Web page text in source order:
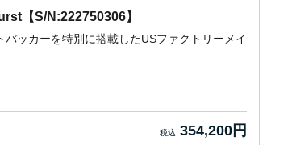
【S/N:222750306】
ッカーを特別に搭載したUSファクトリーメイ
354,200円